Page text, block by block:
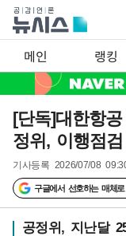
메인 랭킹
[단독]대한항
정위, 이행점
기사등록 2026/07/08
구글에서 선호하는 매체
공정위, 지난달